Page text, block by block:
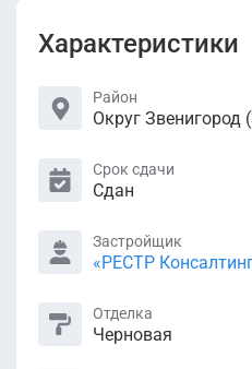
Характеристики
Район
Округ Звенигород
Срок сдачи
Сдан
Застройщик
«РЕСТР
Отделка
Черновая